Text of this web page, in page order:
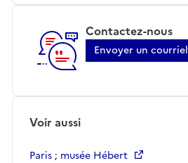
Contactez-nous
Envoyer un courriel
Voir aussi
Paris ; musée Hébert